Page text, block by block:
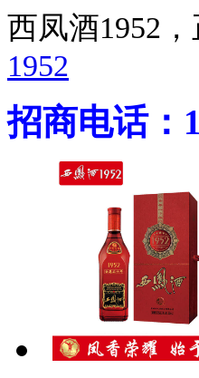
西凤酒1952
1952
招商电话：